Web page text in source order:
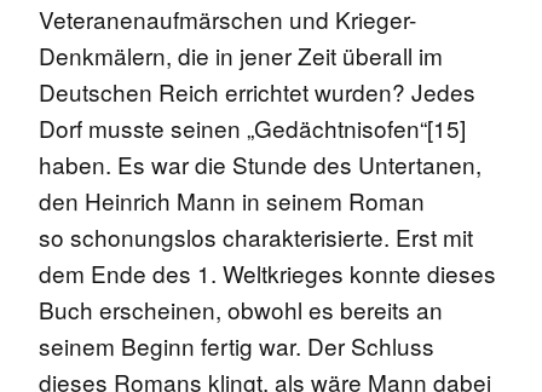
Veteranenaufmärschen und Krieger-
Denkmälern, die in jener Zeit überall im
Deutschen Reich errichtet wurden? Jedes
Dorf musste seinen „Gedächtnisofen“[15]
haben. Es war die Stunde des Untertanen,
den Heinrich Mann in seinem Roman
so schonungslos charakterisierte. Erst mit
dem Ende des 1. Weltkrieges konnte dieses
Buch erscheinen, obwohl es bereits an
seinem Beginn fertig war. Der Schluss
dieses Romans klingt, als wäre Mann dabei